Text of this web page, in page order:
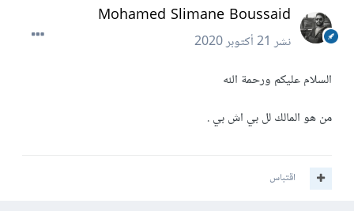
Mohamed Slimane Boussaid
نشر21 أكتوبر 2020
السلام عليكم ورحمة الله
من هو المالك لل بي اش بي .
اقتباس